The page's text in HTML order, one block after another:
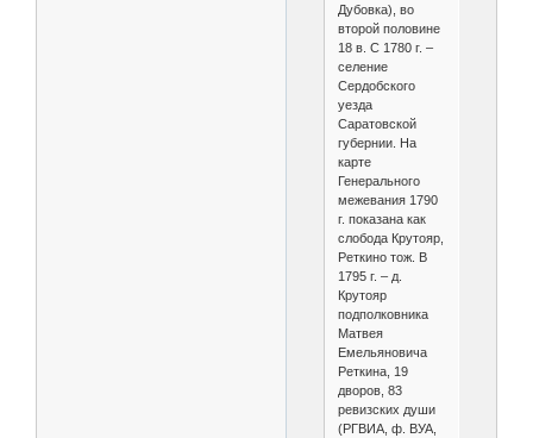
Дубовка), во
второй половине
18 в. С 1780 г. –
селение
Сердобского
уезда
Саратовской
губернии. На
карте
Генерального
межевания 1790
г. показана как
слобода Крутояр,
Реткино тож. В
1795 г. – д.
Крутояр
подполковника
Матвея
Емельяновича
Реткина, 19
дворов, 83
ревизских души
(РГВИА, ф. ВУА,